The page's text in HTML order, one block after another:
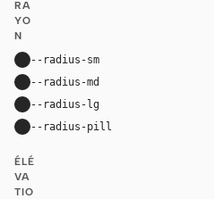
RA
YO
N
--radius-sm
--radius-md
--radius-lg
--radius-pill
ÉLÉ
VA
TIO